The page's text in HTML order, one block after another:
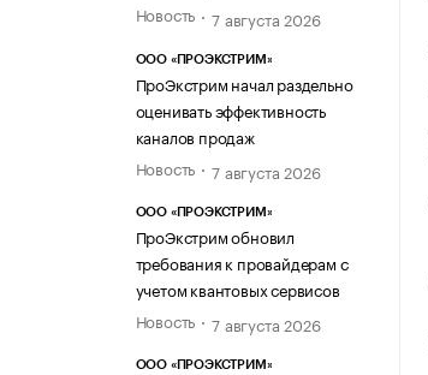
Новость
7 августа 2026
ООО «ПРОЭКСТРИМ»
ПроЭкстрим начал раздельно
оценивать эффективность
каналов продаж
Новость
7 августа 2026
ООО «ПРОЭКСТРИМ»
ПроЭкстрим обновил
требования к провайдерам с
учетом квантовых сервисов
Новость
7 августа 2026
ООО «ПРОЭКСТРИМ»